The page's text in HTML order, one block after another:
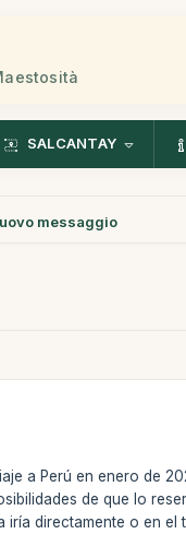
SALCANTAY
messaggio
a Perú en enero de
de que lo
iría directamente o en el